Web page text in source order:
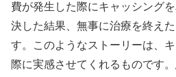
費が発生した際にキャッシング
決した結果、無事に治療を終え
す。このようなストーリーは、
際に実感させてくれるものです